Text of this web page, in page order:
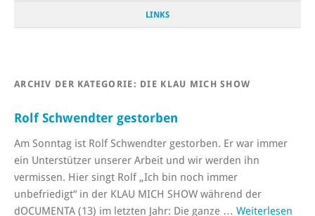
LINKS
ARCHIV DER KATEGORIE: DIE KLAU MICH SHOW
Rolf Schwendter gestorben
Am Sonntag ist Rolf Schwendter gestorben. Er war immer
ein Unterstützer unserer Arbeit und wir werden ihn
vermissen. Hier singt Rolf „Ich bin noch immer
unbefriedigt“ in der KLAU MICH SHOW während der
dOCUMENTA (13) im letzten Jahr: Die ganze … Weiterlesen